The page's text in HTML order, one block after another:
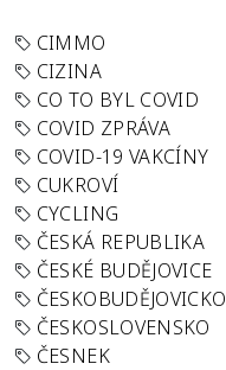
CIMMO
CIZINA
CO TO BYL COVID
COVID ZPRÁVA
COVID-19 VAKCÍNY
CUKROVÍ
CYCLING
ČESKÁ REPUBLIKA
ČESKÉ BUDĚJOVICE
ČESKOBUDĚJOVICKO
ČESKOSLOVENSKO
ČESNEK